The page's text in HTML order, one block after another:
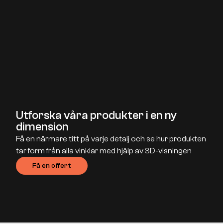
Utforska våra produkter i en ny
dimension
Få en närmare titt på varje detalj och se hur produkten
tar form från alla vinklar med hjälp av 3D-visningen
Få en offert